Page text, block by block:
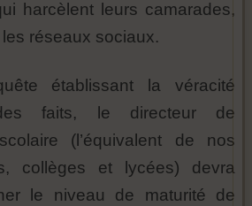
harcèlent leurs camarades,
réseaux sociaux.
établissant la véracité
des faits, le directeur de
scolaire (l’équivalent de nos
collèges et lycées) devra
le niveau de maturité de